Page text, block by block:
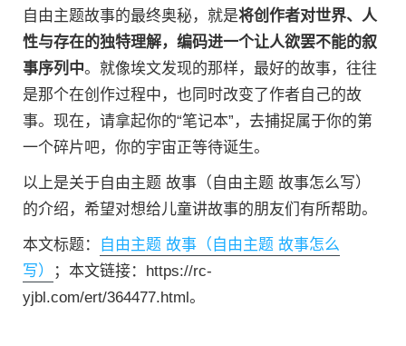
自由主题故事的最终奥秘，就是将创作者对世界、人
性与存在的独特理解，编码进一个让人欲罢不能的叙
事序列中。就像埃文发现的那样，最好的故事，往往
是那个在创作过程中，也同时改变了作者自己的故
事。现在，请拿起你的“笔记本”，去捕捉属于你的第
一个碎片吧，你的宇宙正等待诞生。
以上是关于自由主题 故事（自由主题 故事怎么写）
的介绍，希望对想给儿童讲故事的朋友们有所帮助。
本文标题：
自由主题 故事（自由主题 故事怎么
写）
；本文链接：https://rc-
yjbl.com/ert/364477.html。